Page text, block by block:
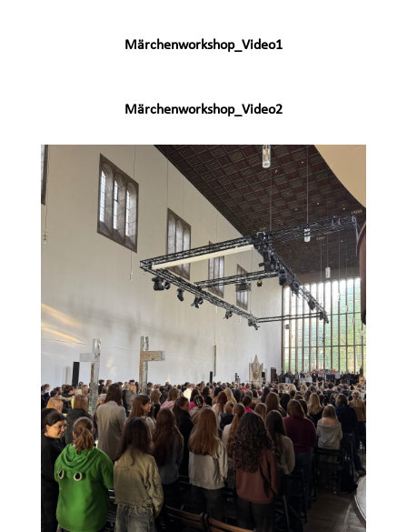
Märchenworkshop_Video1
Märchenworkshop_Video2